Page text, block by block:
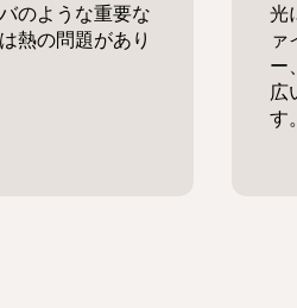
のような重要な
熱の問題があり
光
ァ
ー
広
す。